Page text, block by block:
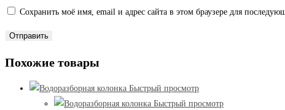
Сохранить моё имя, email и адрес сайта в этом браузере для
Похожие товары
Быстрый просмотр
Быстрый просмотр